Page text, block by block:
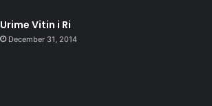
Urime Vitin i Ri
December 31, 2014